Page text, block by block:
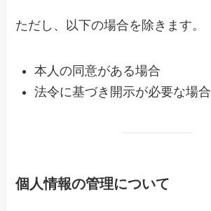
ただし、以下の場合を除きます。
本人の同意がある場合
法令に基づき開示が必要な場合
個人情報の管理について